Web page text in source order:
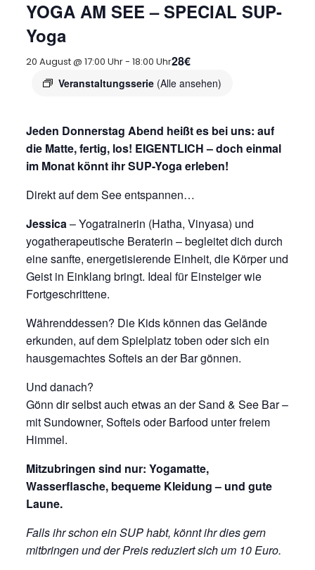
YOGA AM SEE – SPECIAL SUP-
Yoga
20 August @ 17:00 Uhr- 18:00 Uhr
Veranstaltungsserie (Alle ansehen)
28€
Jeden Donnerstag Abend heißt es bei uns: auf
die Matte, fertig, los! EIGENTLICH – doch einmal
im Monat könnt ihr SUP-Yoga erleben!
Direkt auf dem See entspannen…
Jessica– Yogatrainerin (Hatha, Vinyasa) und
yogatherapeutische Beraterin – begleitet dich durch
eine sanfte, energetisierende Einheit, die Körper und
Geist in Einklang bringt. Ideal für Einsteiger wie
Fortgeschrittene.
Währenddessen? Die Kids können das Gelände
erkunden, auf dem Spielplatz toben oder sich ein
hausgemachtes Softeis an der Bar gönnen.
Und danach?
Gönn dir selbst auch etwas an der Sand & See Bar –
mit Sundowner, Softeis oder Barfood unter freiem
Himmel.
Mitzubringen sind nur: Yogamatte,
Wasserflasche, bequeme Kleidung – und gute
Laune.
Falls ihr schon ein SUP habt, könnt ihr dies gern
mitbringen und der Preis reduziert sich um 10 Euro.